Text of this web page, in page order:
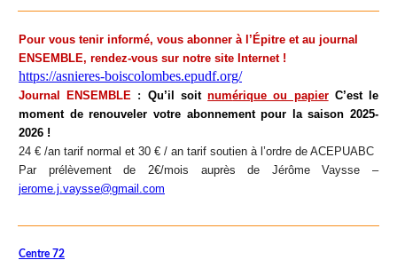
Pour vous tenir informé, vous abonner à ’Épitre et au journal
ENSEMBLE, rendez-vous sur notre site Internet !
https://asnieres-boiscolombes.epudf.org/
Journal ENSEMBLE : Qu’il soitnumérique ou papier C’est le
moment de renouveler votre abonnement pour la saison 2025-
2026 !
24 € /an tarif normal et 30 € / an tarif soutien à ’ordre de ACEPUABC
Par prél èvement de 2€/mois auprès de Jérôme Vaysse
–
jerome.j.vaysse@gmail.com
Centre 72